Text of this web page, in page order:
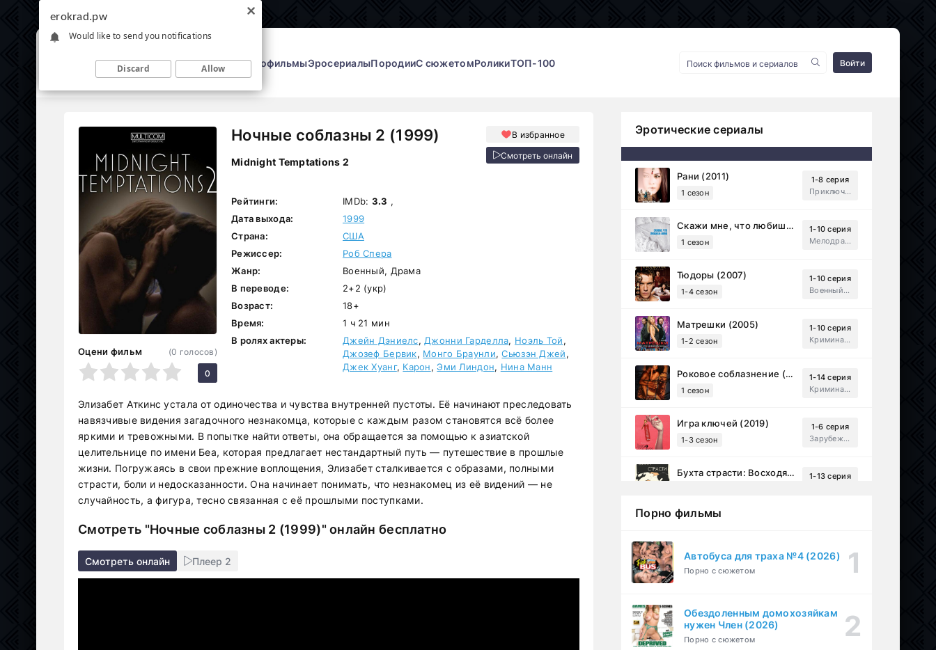
ЭрофильмыЭросериалыПородииС сюжетомРоликиТОП-100 Войти
Ночные соблазны 2 (1999)
Midnight Temptations 2
В избранное
Смотреть онлайн
Оцени фильм
5
(0 голосов)
0
Рейтинги: IMDb: 3.3 ,
Дата выхода:
1999
Страна:
США
Режиссер:
Роб Спера
Жанр:
Военный, Драма
В переводе:
2+2 (укр)
Возраст:
18+
Время:
1 ч 21 мин
В ролях актеры:
Джейн Дэниелс, Джонни Гарделла, Ноэль Той,
Джозеф Бервик, Монго Браунли,Сьюзэн Джей,
Джек Хуанг, Карон,Эми Линдон, Нина Манн
Элизабет Аткинс устала от одиночества и чувства внутренней пустоты. Её начинают преследовать
навязчивые видения загадочного незнакомца, которые с каждым разом становятся всё более
яркими и тревожными. В попытке найти ответы, она обращается за помощью к азиатской
целительнице по имени Беа, которая предлагает нестандартный путь — путешествие в прошлые
жизни. Погружаясь в свои прежние воплощения, Элизабет сталкивается с образами, полными
страсти, боли и недосказанности. Она начинает понимать, что незнакомец из её видений — не
случайность, а фигура, тесно связанная с её прошлыми поступками.
Смотреть "Ночные соблазны 2 (1999)" онлайн бесплатно
Смотреть онлайн Плеер 2
Эротические сериалы
Рани (2011)
1 сезон
1-8 серия
Приключения, Зарубежный, Мелодрама
Скажи мне, что любишь меня (2007)
1 сезон
1-10 серия
Мелодрама, Драма
Тюдоры (2007)
1-4 сезон
1-10 серия
Военный, Исторический, Зарубежный, Мелодрама, Драма
Матрешки (2005)
1-2 сезон
1-10 серия
Криминал, Драма
Роковое соблазнение (2023)
1 сезон
1-14 серия
Криминал, Мистический, Триллер, Драма
Игра ключей (2019)
1-3 сезон
1-6 серия
Зарубежный, Мелодрама, Драма
Бухта страсти: Восходящие звезды (2000)
1-13 серия
Эйфория (2019)
Бисексуалка (2018)
Сутенёры (2023)
1 сезон
1-6 серия
Порно фильмы
Автобуса для траха №4 (2026)
Порно с сюжетом
Обездоленным домохозяйкам
нужен Член (2026)
Порно с сюжетом
erokrad.pw
Would like to send you notifications
Discard Allow